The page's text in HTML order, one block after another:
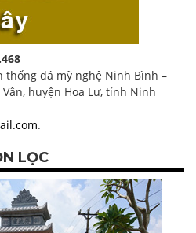
thống đá mỹ nghệ Ninh Bình –
huyện Hoa Lư, tỉnh Ninh
.
LỌC